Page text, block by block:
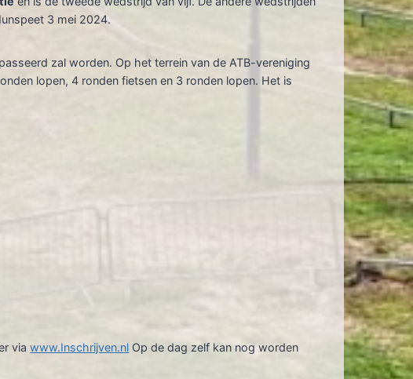
3 mei 2024.
zal worden. Op het terrein van de ATB-vereniging
lopen, 4 ronden fietsen en 3 ronden lopen. Het is
viawww.Inschrijven.nl Op de dag zelf kan nog worden